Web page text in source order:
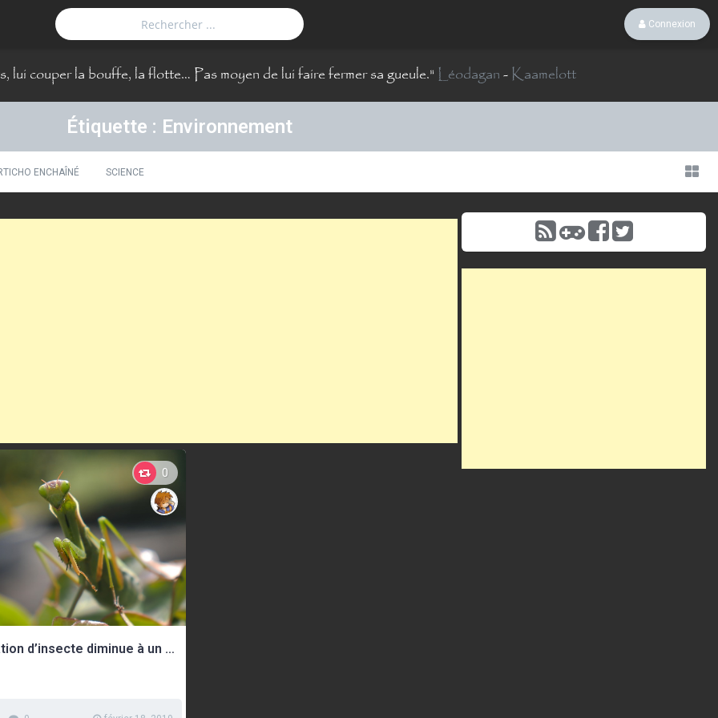
Connexion
lui couper la bouffe, la flotte… Pas moyen de lui faire fermer sa gueule." Léodagan-Kaamelott
Étiquette : Environnement
ENCHAÎNÉ SCIENCE
0
La population d’insecte diminue à un rythme effréné, ce qui pourrait provoquer un effondrement de l’écosystème